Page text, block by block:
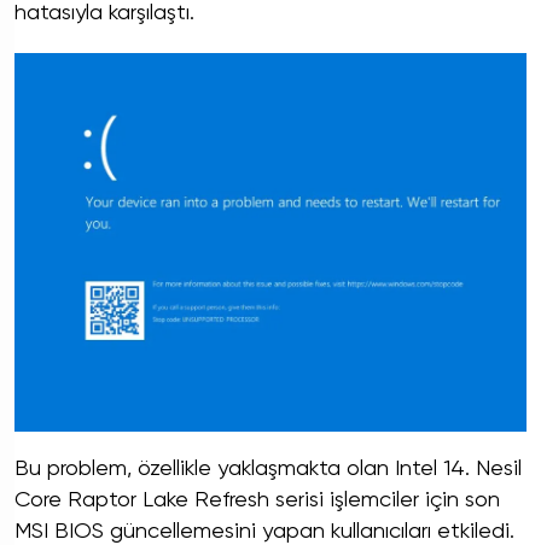
hatasıyla karşılaştı.
Bu problem, özellikle yaklaşmakta olan Intel 14. Nesil
Core Raptor Lake Refresh serisi işlemciler için son
MSI BIOS güncellemesini yapan kullanıcıları etkiledi.